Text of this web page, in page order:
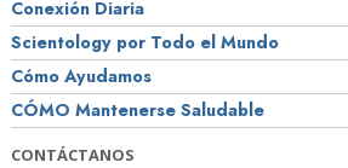
Conexión Diaria
Scientology por Todo el Mundo
Cómo Ayudamos
CÓMO Mantenerse Saludable
CONTÁCTANOS